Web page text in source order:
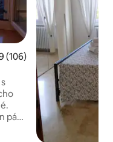
ohodnotenie 4,99 z
(106)
pár